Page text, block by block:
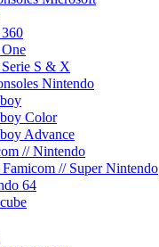
S & X
Nintendo
Color
Advance
// Nintendo
// Super Nintendo
64